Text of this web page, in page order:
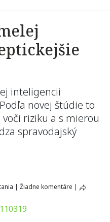
inteligencii
novej štúdie to
riziku a s mierou
spravodajský
| Žiadne komentáre |